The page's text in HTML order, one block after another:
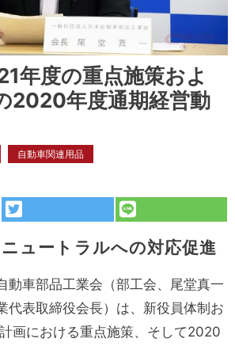
年度の重点施策およ
2020年度通期経営動
自動車関連用品
ュートラルへの対応促進
動車部品工業会（部工会、尾堂真一
代表取締役会長）は、新役員体制お
画における重点施策、そして2020